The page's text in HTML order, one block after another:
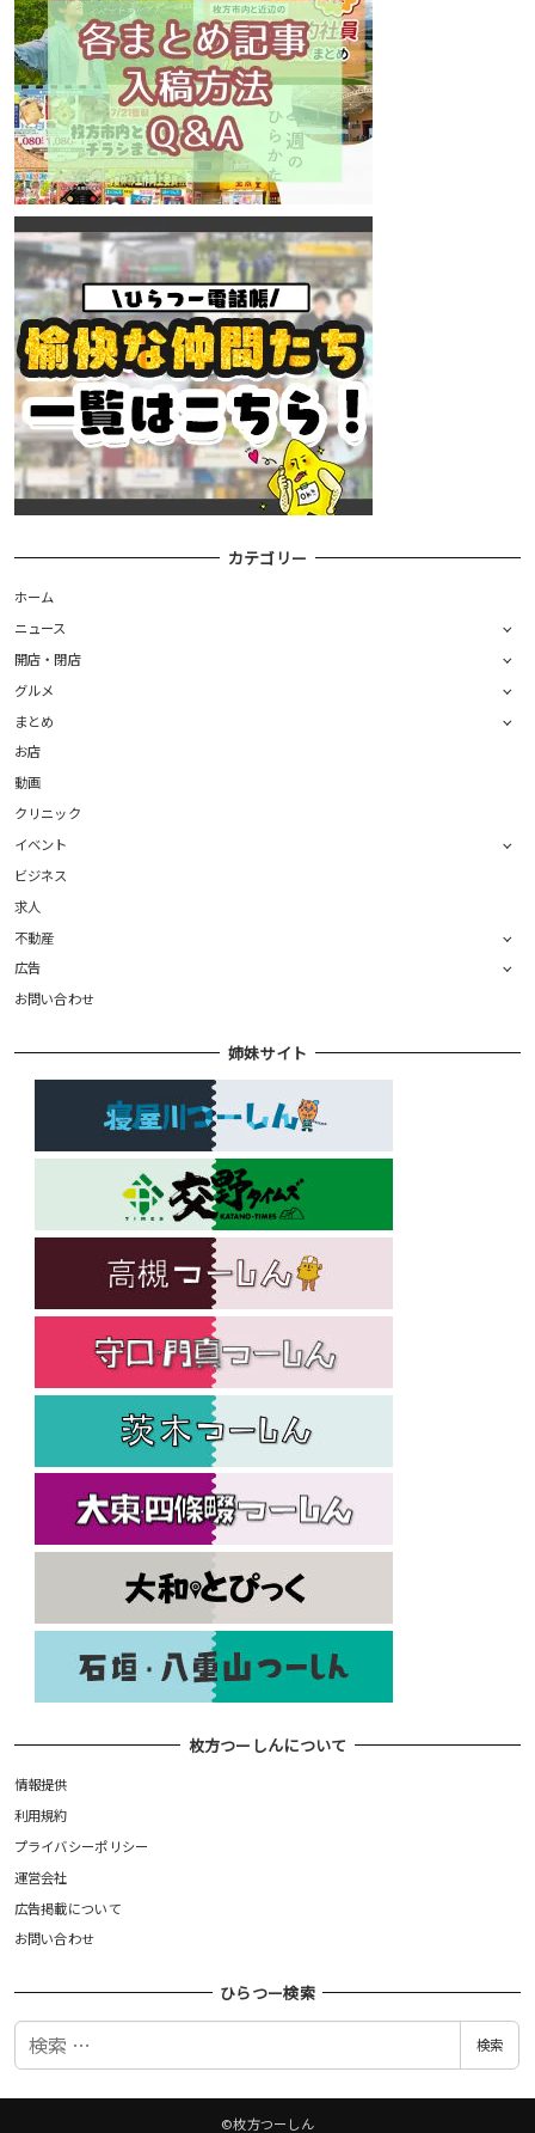
カテゴリー
ホーム
ニュース
開店・閉店
グルメ
まとめ
お店
動画
クリニック
イベント
ビジネス
求人
不動産
広告
お問い合わせ
姉妹サイト
枚方つーしんについて
情報提供
利用規約
プライバシーポリシー
運営会社
広告掲載について
お問い合わせ
ひらつー検索
検
検索
©枚方つーしん